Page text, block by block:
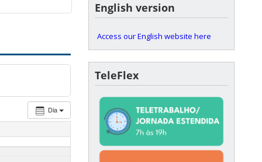
Dia
English version
Access our English website here
TeleFlex